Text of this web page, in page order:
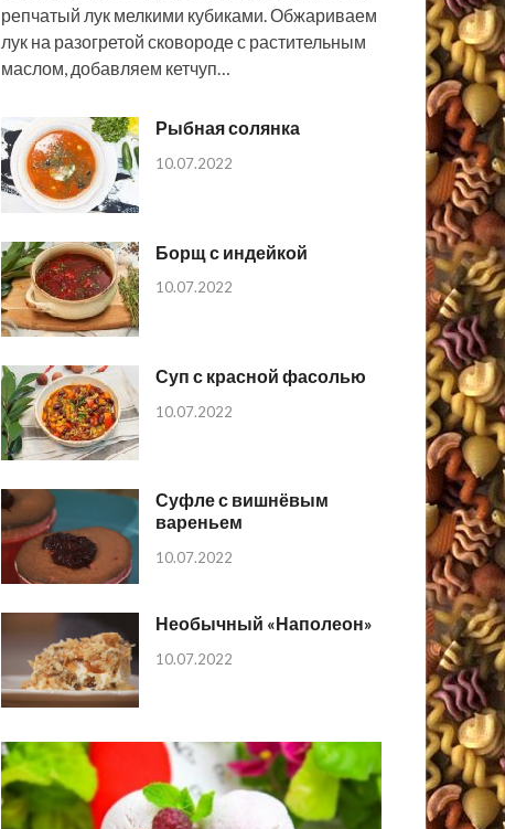
репчатый лук мелкими кубиками. Обжариваем
лук на разогретой сковороде с растительным
маслом, добавляем кетчуп…
Рыбная солянка
10.07.2022
Борщ с индейкой
10.07.2022
Суп с красной фасолью
10.07.2022
Суфле с вишнёвым
вареньем
10.07.2022
Необычный «Наполеон»
10.07.2022